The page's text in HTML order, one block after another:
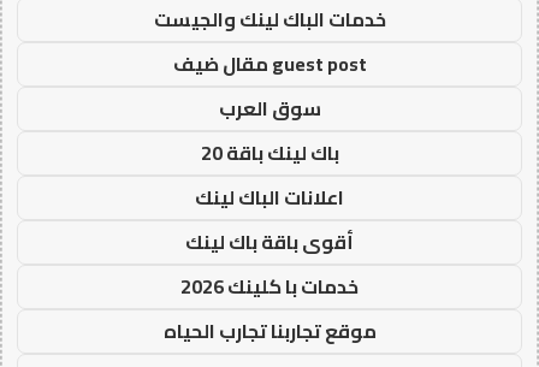
خدمات الباك لينك والجيست
guest post مقال ضيف
سوق العرب
باك لينك باقة 20
اعلانات الباك لينك
أقوى باقة باك لينك
خدمات با كلينك 2026
موقع تجاربنا تجارب الحياه